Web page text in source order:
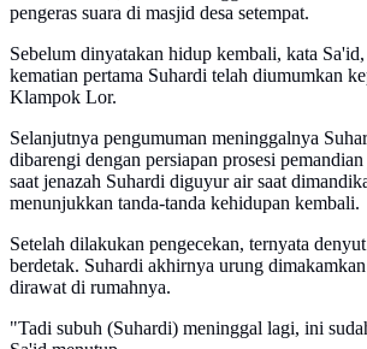
pengeras suara di masjid desa setempat.
Sebelum dinyatakan hidup kembali, kata
kematian pertama Suhardi telah diumumkan
Klampok Lor.
Selanjutnya pengumuman meninggalnya
dibarengi dengan persiapan prosesi
saat jenazah Suhardi diguyur air saat
menunjukkan tanda-tanda kehidupan kembali.
Setelah dilakukan pengecekan, ternyata
berdetak. Suhardi akhirnya urung
dirawat di rumahnya.
"Tadi subuh (Suhardi) meninggal lagi, ini